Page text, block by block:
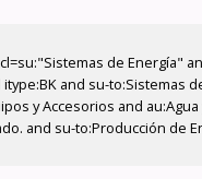
de Energía"
and su-to:Sistemas
y Accesorios and
and su-to:Producción de